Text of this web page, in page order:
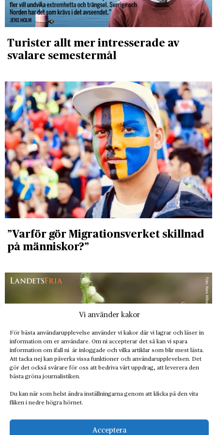
Vi använder kakor
För bästa användarupplevelse använder vi kakor där vi lagrar och läser in
information om er användare. Om ni accepterar det så kan vi spara
information om ifall ni är inloggade och vilka artiklar som blir mest lästa.
Att tacka nej kan påverka vissa funktioner och användarupplevelsen. Det
gör det också svårare för oss att bedriva vårt uppdrag, att leverera den
bästa gröna journalistiken.
Du kan när som helst ändra inställningarna genom att klicka på den vita
fliken i nedre högra hörnet.
Acceptera
Turister allt mer intresserade av
svalare semestermål
”Varför gör Migrationsverket skillnad
på människor?”
Artskyddet måste stärkas och